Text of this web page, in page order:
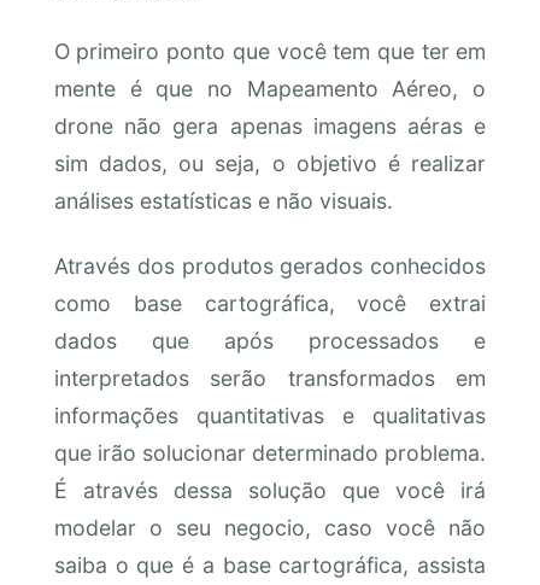
O primeiro ponto que você tem que ter em
mente é que no Mapeamento Aéreo, o
drone não gera apenas imagens aéras e
sim dados, ou seja, o objetivo é realizar
análises estatísticas e não visuais.
Através dos produtos gerados conhecidos
como base cartográfica, você extrai
dados que após processados e
interpretados serão transformados em
informações quantitativas e qualitativas
que irão solucionar determinado problema.
É através dessa solução que você irá
modelar o seu negocio, caso você não
saiba o que é a base cartográfica, assista